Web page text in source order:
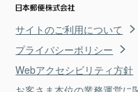
サイトのご利用について
プライバシーポリシー
Webアクセシビリティ方針